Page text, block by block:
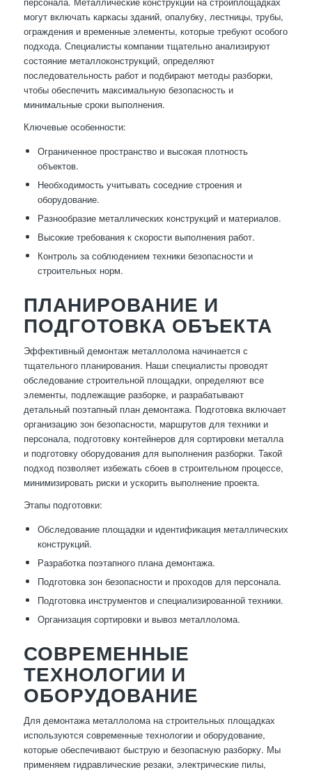
могут включать каркасы зданий, опалубку, лестницы, трубы,
ограждения и временные элементы, которые требуют особого
подхода. Специалисты компании тщательно анализируют
состояние металлоконструкций, определяют
последовательность работ и подбирают методы разборки,
чтобы обеспечить максимальную безопасность и
минимальные сроки выполнения.
Ключевые особенности:
Ограниченное пространство и высокая плотность
объектов.
Необходимость учитывать соседние строения и
оборудование.
Разнообразие металлических конструкций и материалов.
Высокие требования к скорости выполнения работ.
Контроль за соблюдением техники безопасности и
строительных норм.
ПЛАНИРОВАНИЕ И
ПОДГОТОВКА ОБЪЕКТА
Эффективный демонтаж металлолома начинается с
тщательного планирования. Наши специалисты проводят
обследование строительной площадки, определяют все
элементы, подлежащие разборке, и разрабатывают
детальный поэтапный план демонтажа. Подготовка включает
организацию зон безопасности, маршрутов для техники и
персонала, подготовку контейнеров для сортировки металла
и подготовку оборудования для выполнения разборки. Такой
подход позволяет избежать сбоев в строительном процессе,
минимизировать риски и ускорить выполнение проекта.
Этапы подготовки:
Обследование площадки и идентификация металлических
конструкций.
Разработка поэтапного плана демонтажа.
Подготовка зон безопасности и проходов для персонала.
Подготовка инструментов и специализированной техники.
Организация сортировки и вывоз металлолома.
СОВРЕМЕННЫЕ
ТЕХНОЛОГИИ И
ОБОРУДОВАНИЕ
Для демонтажа металлолома на строительных площадках
используются современные технологии и оборудование,
которые обеспечивают быструю и безопасную разборку. Мы
применяем гидравлические резаки, электрические пилы,